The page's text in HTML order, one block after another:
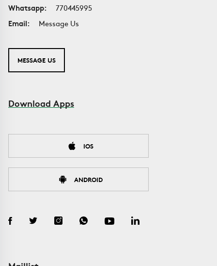
Whatsapp:
770445995
Email:
Message Us
MESSAGE US
Download Apps
IOS
ANDROID